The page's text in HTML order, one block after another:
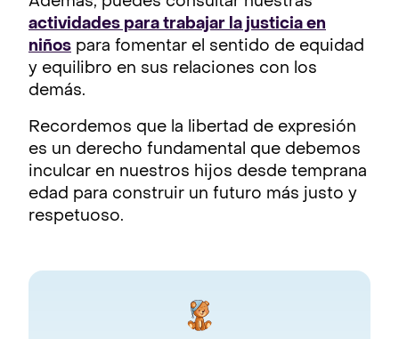
actividades para trabajar la justicia en
niños para fomentar el sentido de equidad
y equilibro en sus relaciones con los
demás.
Recordemos que la libertad de expresión
es un derecho fundamental que debemos
inculcar en nuestros hijos desde temprana
edad para construir un futuro más justo y
respetuoso.